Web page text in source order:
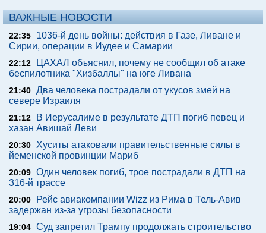
ВАЖНЫЕ НОВОСТИ
22:35
1036-й день войны: действия в Газе, Ливане и
Сирии, операции в Иудее и Самарии
22:12
ЦАХАЛ объяснил, почему не сообщил об атаке
беспилотника "Хизбаллы" на юге Ливана
21:40 Два человека пострадали от укусов змей на
севере Израиля
21:12
В Иерусалиме в результате ДТП погиб певец и
хазан Авишай Леви
20:30
Хуситы атаковали правительственные силы в
йеменской провинции Мариб
20:09 Один человек погиб, трое пострадали в ДТП на
316-й трассе
20:00
Рейс авиакомпании Wizz из Рима в Тель-Авив
задержан из-за угрозы безопасности
19:04 Суд запретил Трампу продолжать строительство